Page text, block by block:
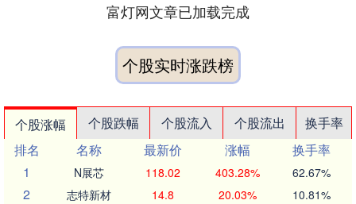
富灯网文章已加载完成
个股实时涨跌榜
个股涨幅 个股跌幅 个股流入 个股流出
换手率
排名
名称 最新价 涨幅
换手率
1
N展芯 118.02 403.28% 62.67%
2 志特新材 14.8 20.03% 10.81%